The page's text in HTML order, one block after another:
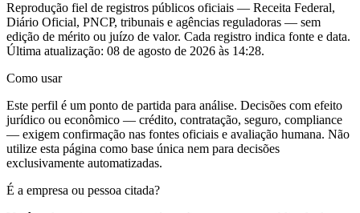
Reprodução fiel de registros públicos oficiais — Receita Federal,
Diário Oficial, PNCP, tribunais e agências reguladoras — sem
edição de mérito ou juízo de valor. Cada registro indica fonte e data.
Última atualização: 08 de agosto de 2026 às 14:28.
Como usar
Este perfil é um ponto de partida para análise. Decisões com efeito
jurídico ou econômico — crédito, contratação, seguro, compliance
— exigem confirmação nas fontes oficiais e avaliação humana. Não
utilize esta página como base única nem para decisões
exclusivamente automatizadas.
É a empresa ou pessoa citada?